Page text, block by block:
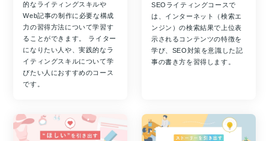
的なライティングスキルや
Web記事の制作に必要な構成
力の習得方法について学習す
ることができます。 ライター
になりたい人や、実践的なラ
イティングスキルについて学
びたい人におすすめのコース
です。
SEOライティングコースで
は、インターネット（検索エ
ンジン）の検索結果で上位表
示されるコンテンツの特徴を
学び、SEO対策を意識した記
事の書き方を習得します。